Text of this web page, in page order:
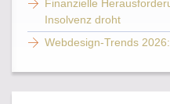
Finanzielle
Insolvenz droht
Webdesign-Trends